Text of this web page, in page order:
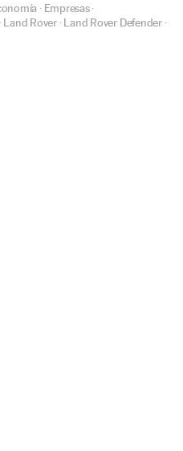
· Empresas·
Land Rover·Land Rover Defender·